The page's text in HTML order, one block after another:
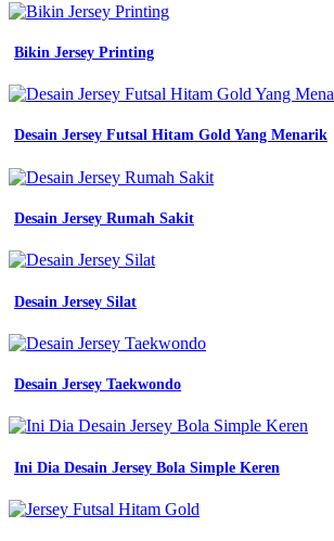
Bikin Jersey Printing
Desain Jersey Futsal Hitam Gold Yang Menarik
Desain Jersey Rumah Sakit
Desain Jersey Silat
Desain Jersey Taekwondo
Ini Dia Desain Jersey Bola Simple Keren